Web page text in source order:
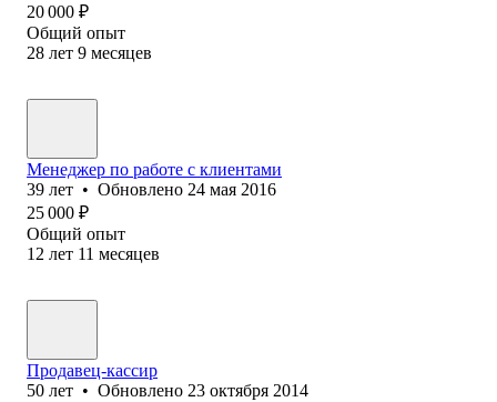
20 000 ₽
Общий опыт
28 лет 9 месяцев
Менеджер по работе с клиентами
39 лет • Обновлено 24 мая 2016
25 000 ₽
Общий опыт
12 лет 11 месяцев
Продавец-кассир
50 лет • Обновлено 23 октября 2014